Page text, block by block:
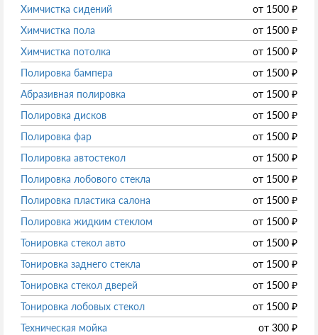
Химчистка сидений
от 1500 ₽
Химчистка пола
от 1500 ₽
Химчистка потолка
от 1500 ₽
Полировка бампера
от 1500 ₽
Абразивная полировка
от 1500 ₽
Полировка дисков
от 1500 ₽
Полировка фар
от 1500 ₽
Полировка автостекол
от 1500 ₽
Полировка лобового стекла
от 1500 ₽
Полировка пластика салона
от 1500 ₽
Полировка жидким стеклом
от 1500 ₽
Тонировка стекол авто
от 1500 ₽
Тонировка заднего стекла
от 1500 ₽
Тонировка стекол дверей
от 1500 ₽
Тонировка лобовых стекол
от 1500 ₽
Техническая мойка
от 300 ₽